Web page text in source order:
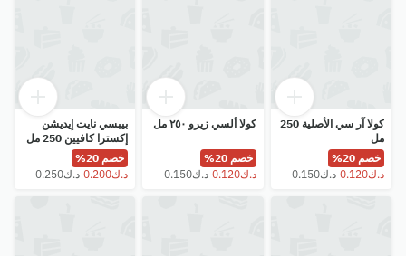
كولا آر سي الأصلية 250
مل
خصم 20%
كولا ألسي زيرو ٢٥٠ مل
خصم 20%
⁦د.ك0.120⁩
⁦د.ك0.150⁩
بيبسي نايت إيديشن
إكسترا كافيين 250 مل
خصم 20%
⁦د.ك0.250⁩